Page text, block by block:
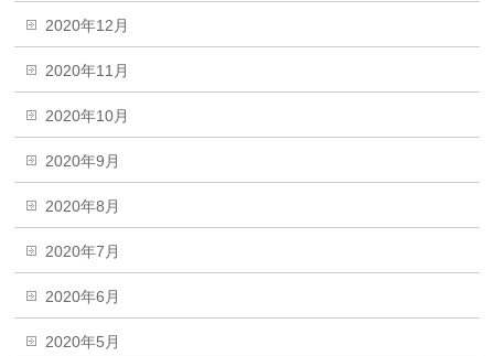
2020年12月
2020年11月
2020年10月
2020年9月
2020年8月
2020年7月
2020年6月
2020年5月